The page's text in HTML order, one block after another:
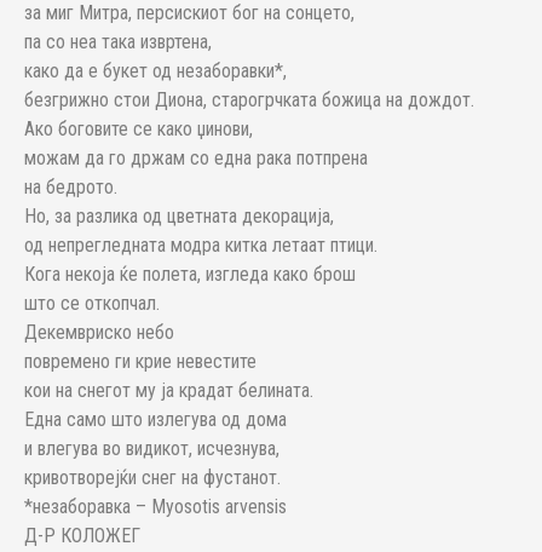
за миг Митра, персискиот бог на сонцето,
пa со неа така извртена,
како да е букет од незаборавки*,
безгрижно стои Диона, старогрчката божица на дождот.
Ако боговите се како џинови,
можам да го држам со една рака потпрена
на бедрото.
Но, за разлика од цветната декорација,
од непрегледната модра китка летаат птици.
Кога некоја ќе полета, изгледа како брош
што се откопчал.
Декемвриско небо
повремено ги крие невестите
кои на снегот му ја крадат белината.
Една само што излегува од дома
и влегува во видикот, исчезнува,
кривотворејќи снег на фустанот.
*незаборавка – Myosotis arvensis
Д-Р КОЛОЖЕГ